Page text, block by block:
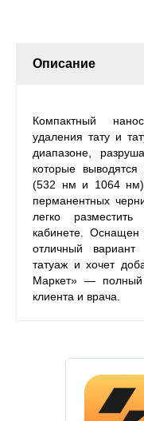
Компактный
удаления тату и
диапазоне,
которые
(532 нм и 1064 нм)
перманентных
легко
кабинете. Оснащен
отличный
татуаж и хочет
Маркет» — полный
клиента и врача.